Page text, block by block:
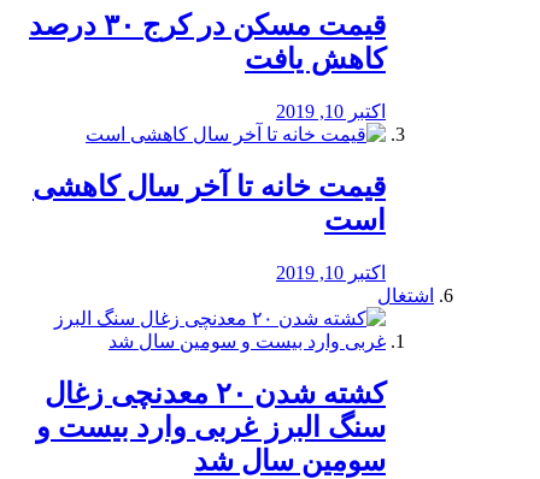
️قیمت مسکن در کرج ۳۰ درصد
کاهش یافت
اکتبر 10, 2019
قیمت خانه تا آخر سال کاهشی
است
اکتبر 10, 2019
اشتغال
کشته شدن ۲۰ معدنچی زغال
سنگ البرز غربی وارد بیست و
سومین سال شد